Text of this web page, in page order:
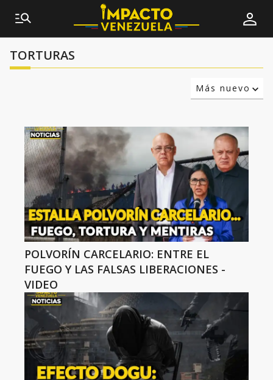
TORTURAS
Más nuevo
POLVORÍN CARCELARIO: ENTRE EL
FUEGO Y LAS FALSAS LIBERACIONES -
VIDEO